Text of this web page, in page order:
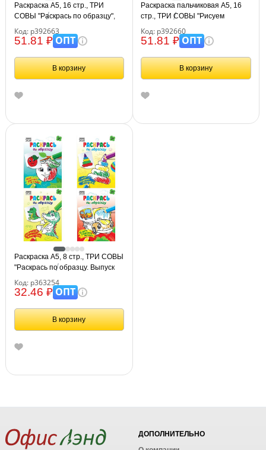
Раскраска А5, 16 стр., ТРИ
СОВЫ "Раскрась по образцу",
Код: р392663
51.81 ₽ОПТ
В корзину
Раскраска пальчиковая А5, 16
стр., ТРИ СОВЫ "Рисуем
Код: р392660
51.81 ₽ОПТ
В корзину
Раскраска А5, 8 стр., ТРИ СОВЫ
"Раскрась по образцу. Выпуск
Код: р363254
32.46 ₽ОПТ
В корзину
ДОПОЛНИТЕЛЬНО